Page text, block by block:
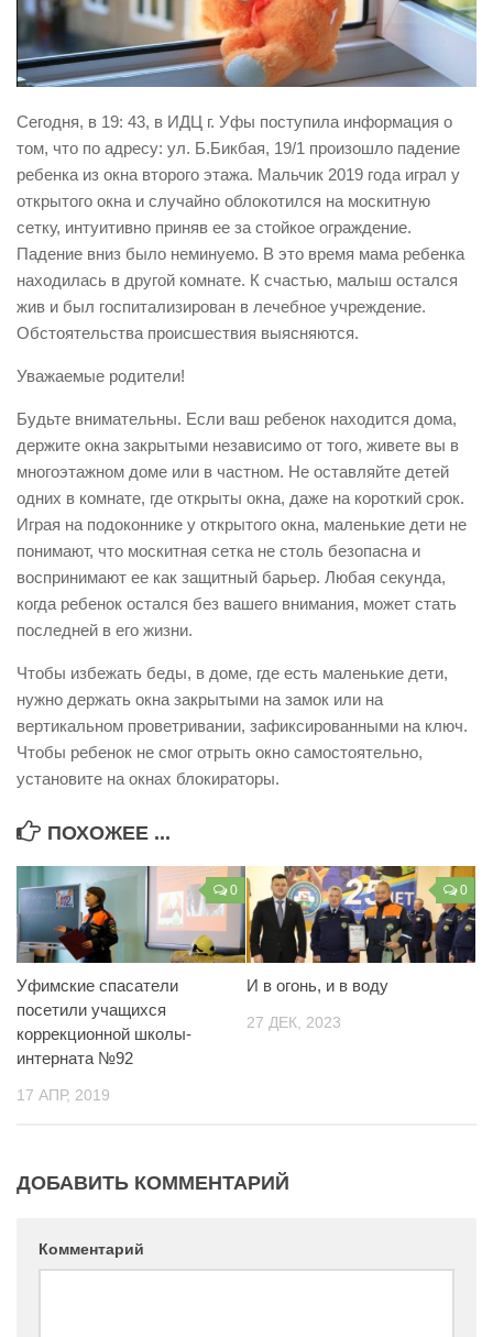
Виды деятельности
Обслуживание опасных производственных объектов
Памятки населению
Как стать спасателем
Уголок гражданской обороны
Пресс-центр
СМИ о нас
Фотогалерея
Обращения
Контакты
Вакансии
Сегодня, в 19: 43, в ИДЦ г. Уфы поступила информация о
том, что по адресу: ул. Б.Бикбая, 19/1 произошло падение
ребенка из окна второго этажа. Мальчик 2019 года играл у
открытого окна и случайно облокотился на москитную
сетку, интуитивно приняв ее за стойкое ограждение.
Падение вниз было неминуемо. В это время мама ребенка
находилась в другой комнате. К счастью, малыш остался
жив и был госпитализирован в лечебное учреждение.
Обстоятельства происшествия выясняются.
Уважаемые родители!
Будьте внимательны. Если ваш ребенок находится дома,
держите окна закрытыми независимо от того, живете вы в
многоэтажном доме или в частном. Не оставляйте детей
одних в комнате, где открыты окна, даже на короткий срок.
Играя на подоконнике у открытого окна, маленькие дети не
понимают, что москитная сетка не столь безопасна и
воспринимают ее как защитный барьер. Любая секунда,
когда ребенок остался без вашего внимания, может стать
последней в его жизни.
Чтобы избежать беды, в доме, где есть маленькие дети,
нужно держать окна закрытыми на замок или на
вертикальном проветривании, зафиксированными на ключ.
Чтобы ребенок не смог отрыть окно самостоятельно,
установите на окнах блокираторы.
ПОХОЖЕЕ ...
0
Уфимские спасатели
посетили учащихся
коррекционной школы-
интерната №92
17 АПР, 2019
0
И в огонь, и в воду
27 ДЕК, 2023
ДОБАВИТЬ КОММЕНТАРИЙ
Комментарий